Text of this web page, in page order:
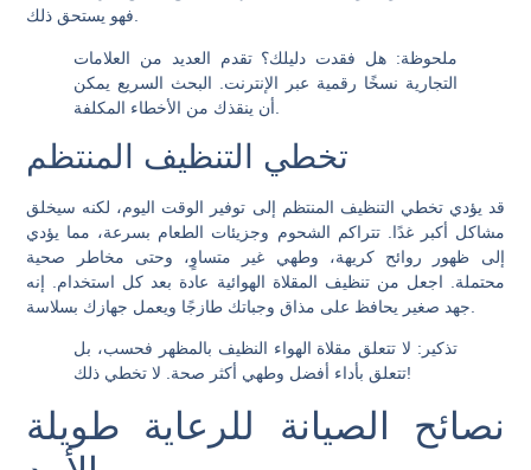
ملحوظة: هل فقدت دليلك؟ تقدم العديد من العلامات
التجارية نسخًا رقمية عبر الإنترنت. البحث السريع يمكن
تخطي التنظيف المنتظم
قد يؤدي تخطي التنظيف المنتظم إلى توفير الوقت اليوم، لكنه سيخلق
مشاكل أكبر غدًا. تتراكم الشحوم وجزيئات الطعام بسرعة، مما يؤدي
إلى ظهور روائح كريهة، وطهي غير متساوٍ، وحتى مخاطر صحية
محتملة. اجعل من تنظيف المقلاة الهوائية عادة بعد كل استخدام. إنه
تذكير: لا تتعلق مقلاة الهواء النظيف بالمظهر فحسب، بل
تتعلق بأداء أفضل وطهي أكثر صحة. لا تخطي ذلك!
نصائح الصيانة للرعاية طويلة